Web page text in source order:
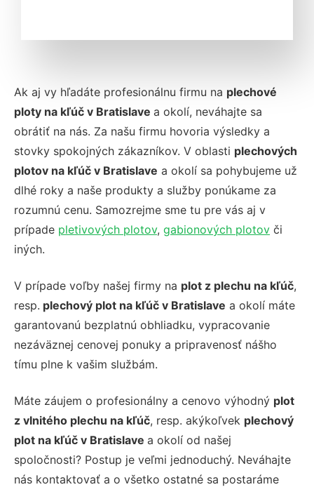
Ak aj vy hľadáte profesionálnu firmu na plechové
ploty na kľúč v Bratislave a okolí, neváhajte sa
obrátiť na nás. Za našu firmu hovoria výsledky a
stovky spokojných zákazníkov. V oblasti plechových
plotov na kľúč v Bratislave a okolí sa pohybujeme už
dlhé roky a naše produkty a služby ponúkame za
rozumnú cenu. Samozrejme sme tu pre vás aj v
prípade pletivových plotov, gabionových plotov či
iných.
V prípade voľby našej firmy na plot z plechu na kľúč,
resp. plechový plot na kľúč v Bratislave a okolí máte
garantovanú bezplatnú obhliadku, vypracovanie
nezáväznej cenovej ponuky a pripravenosť nášho
tímu plne k vašim službám.
Máte záujem o profesionálny a cenovo výhodný plot
z vlnitého plechu na kľúč, resp. akýkoľvek plechový
plot na kľúč v Bratislave a okolí od našej
spoločnosti? Postup je veľmi jednoduchý. Neváhajte
nás kontaktovať a o všetko ostatné sa postaráme